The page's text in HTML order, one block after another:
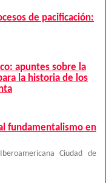
de pacificación:
apuntes sobre la
la historia de los
fundamentalismo en
Ciudad de